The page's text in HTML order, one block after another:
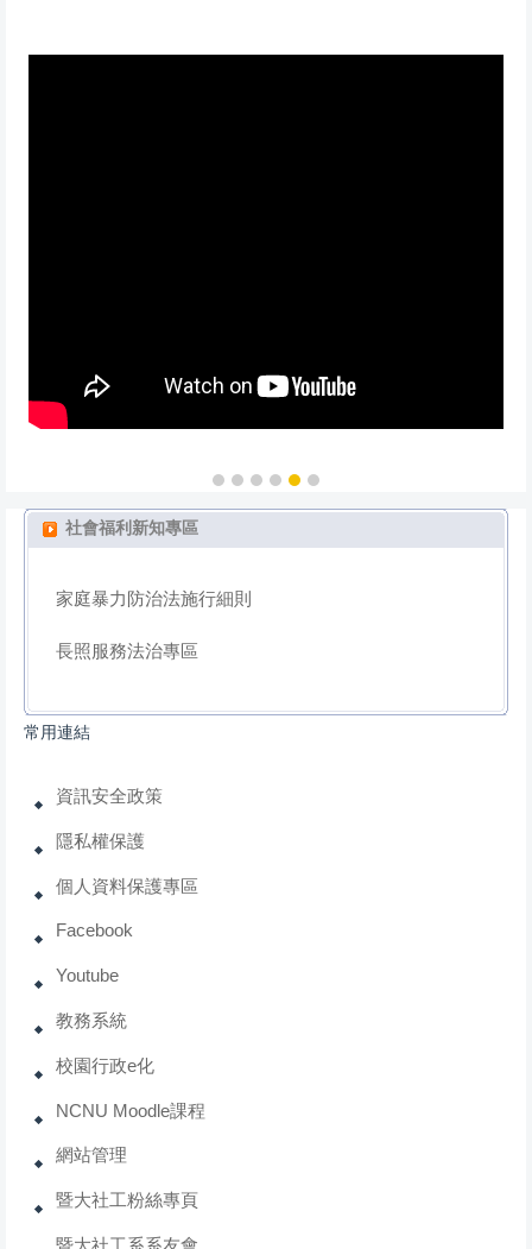
社會福利新知專區
家庭暴力防治法施行細則
長照服務法治專區
常用連結
資訊安全政策
隱私權保護
個人資料保護專區
Facebook
Youtube
教務系統
校園行政e化
NCNU Moodle課程
網站管理
暨大社工粉絲專頁
暨大社工系系友會